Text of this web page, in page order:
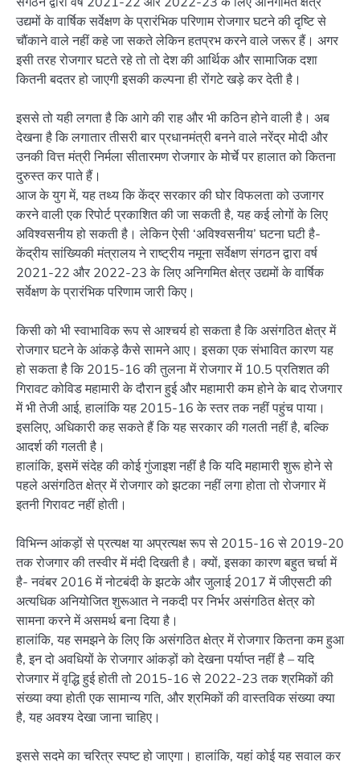
उद्यमों के वार्षिक सर्वेक्षण के प्रारंभिक परिणाम रोजगार घटने की दृष्टि से
चौंकाने वाले नहीं कहे जा सकते लेकिन हतप्रभ करने वाले जरूर हैं। अगर
इसी तरह रोजगार घटते रहे तो तो देश की आर्थिक और सामाजिक दशा
कितनी बदतर हो जाएगी इसकी कल्पना ही रोंगटे खड़े कर देती है।
इससे तो यही लगता है कि आगे की राह और भी कठिन होने वाली है। अब
देखना है कि लगातार तीसरी बार प्रधानमंत्री बनने वाले नरेंद्र मोदी और
उनकी वित्त मंत्री निर्मला सीतारमण रोजगार के मोर्चे पर हालात को कितना
दुरुस्त कर पाते हैं।
आज के युग में, यह तथ्य कि केंद्र सरकार की घोर विफलता को उजागर
करने वाली एक रिपोर्ट प्रकाशित की जा सकती है, यह कई लोगों के लिए
अविश्वसनीय हो सकती है। लेकिन ऐसी ‘अविश्वसनीय’ घटना घटी है-
केंद्रीय सांख्यिकी मंत्रालय ने राष्ट्रीय नमूना सर्वेक्षण संगठन द्वारा वर्ष
2021-22 और 2022-23 के लिए अनिगमित क्षेत्र उद्यमों के वार्षिक
सर्वेक्षण के प्रारंभिक परिणाम जारी किए।
किसी को भी स्वाभाविक रूप से आश्चर्य हो सकता है कि असंगठित क्षेत्र में
रोजगार घटने के आंकड़े कैसे सामने आए। इसका एक संभावित कारण यह
हो सकता है कि 2015-16 की तुलना में रोजगार में 10.5 प्रतिशत की
गिरावट कोविड महामारी के दौरान हुई और महामारी कम होने के बाद रोजगार
में भी तेजी आई, हालांकि यह 2015-16 के स्तर तक नहीं पहुंच पाया।
इसलिए, अधिकारी कह सकते हैं कि यह सरकार की गलती नहीं है, बल्कि
आदर्श की गलती है।
हालांकि, इसमें संदेह की कोई गुंजाइश नहीं है कि यदि महामारी शुरू होने से
पहले असंगठित क्षेत्र में रोजगार को झटका नहीं लगा होता तो रोजगार में
इतनी गिरावट नहीं होती।
विभिन्न आंकड़ों से प्रत्यक्ष या अप्रत्यक्ष रूप से 2015-16 से 2019-20
तक रोजगार की तस्वीर में मंदी दिखती है। क्यों, इसका कारण बहुत चर्चा में
है- नवंबर 2016 में नोटबंदी के झटके और जुलाई 2017 में जीएसटी की
अत्यधिक अनियोजित शुरूआत ने नकदी पर निर्भर असंगठित क्षेत्र को
सामना करने में असमर्थ बना दिया है।
हालांकि, यह समझने के लिए कि असंगठित क्षेत्र में रोजगार कितना कम हुआ
है, इन दो अवधियों के रोजगार आंकड़ों को देखना पर्याप्त नहीं है – यदि
रोजगार में वृद्धि हुई होती तो 2015-16 से 2022-23 तक श्रमिकों की
संख्या क्या होती एक सामान्य गति, और श्रमिकों की वास्तविक संख्या क्या
है, यह अवश्य देखा जाना चाहिए।
इससे सदमे का चरित्र स्पष्ट हो जाएगा। हालांकि, यहां कोई यह सवाल कर